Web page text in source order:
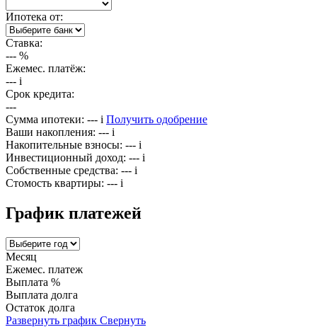
Ипотека от:
Ставка:
--- %
Ежемес. платёж:
--- i
Срок кредита:
---
Сумма ипотеки: --- i Получить одобрение
Ваши накопления: --- i
Накопительные взносы: --- i
Инвестиционный доход: --- i
Собственные средства: --- i
Стомость квартиры: --- i
График платежей
Месяц
Ежемес. платеж
Выплата %
Выплата долга
Остаток долга
Развернуть график Свернуть